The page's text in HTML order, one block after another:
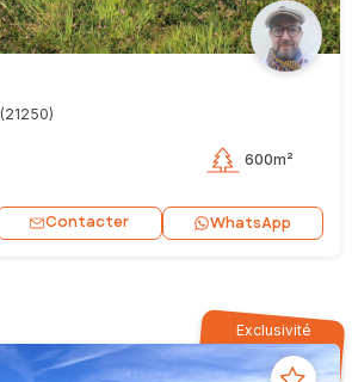
(21250)
600m²
Contacter WhatsApp
Exclusivité